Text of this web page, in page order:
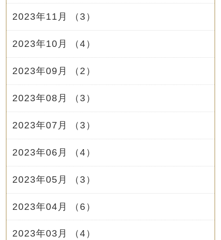
2023年11月 （3）
2023年10月 （4）
2023年09月 （2）
2023年08月 （3）
2023年07月 （3）
2023年06月 （4）
2023年05月 （3）
2023年04月 （6）
2023年03月 （4）